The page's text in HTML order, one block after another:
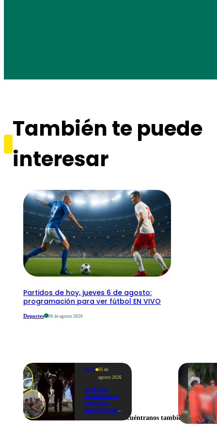
También te puede
interesar
Partidos de hoy, jueves 6 de agosto:
programación para ver fútbol EN VIVO
Deportes 06 de agosto 2026
Perú
05 de
agosto 2026
Ordenan
excarcelar a
militares
investigados
de jóvenes
Encuéntranos también en